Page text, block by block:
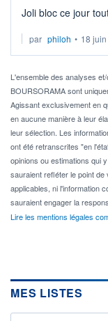
Joli bloc ce jour
par philoh • 18 juin
L'ensemble des analyses
BOURSORAMA sont
Agissant exclusivement en
en aucune manière à leur
leur sélection. Les
ont été retranscrites "en
opinions ou estimations qui
sauraient refléter le point
applicables, ni l'information
sauraient engager la
Lire les mentions légales
MES LISTES